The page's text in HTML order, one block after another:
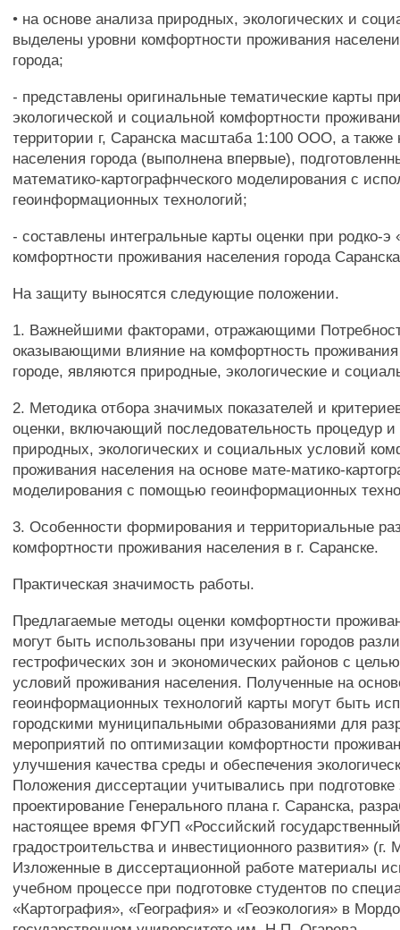
• на основе анализа природных, экологических и
выделены уровни комфортности проживания
города;
- представлены оригинальные тематические карты
экологической и социальной комфортности
территории г, Саранска масштаба 1:100 ООО, а также
населения города (выполнена впервые),
математико-картографнческого моделирования с
геоинформационных технологий;
- составлены интегральные карты оценки при родко-э
комфортности проживания населения города
На защиту выносятся следующие положении.
1. Важнейшими факторами, отражающими
оказывающими влияние на комфортность
городе, являются природные, экологические и
2. Методика отбора значимых показателей и
оценки, включающий последовательность процедур
природных, экологических и социальных условий
проживания населения на основе мате-матико-
моделирования с помощью геоинформационных
3. Особенности формирования и территориальные
комфортности проживания населения в г. Саранске.
Практическая значимость работы.
Предлагаемые методы оценки комфортности
могут быть использованы при изучении городов
гестрофических зон и экономических районов с
условий проживания населения. Полученные на
геоинформационных технологий карты могут быть
городскими муниципальными образованиями для
мероприятий по оптимизации комфортности
улучшения качества среды и обеспечения
Положения диссертации учитывались при подготовке
проектирование Генерального плана г. Саранска,
настоящее время ФГУП «Российский
градостроительства и инвестиционного развития» (г.
Изложенные в диссертационной работе материалы
учебном процессе при подготовке студентов по
«Картография», «География» и «Геоэкология» в